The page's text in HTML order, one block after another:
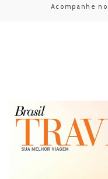
Acompanhe